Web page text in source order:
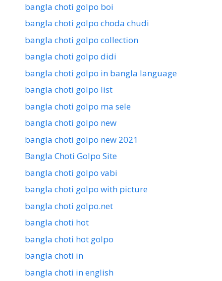
bangla choti golpo boi
bangla choti golpo choda chudi
bangla choti golpo collection
bangla choti golpo didi
bangla choti golpo in bangla language
bangla choti golpo list
bangla choti golpo ma sele
bangla choti golpo new
bangla choti golpo new 2021
Bangla Choti Golpo Site
bangla choti golpo vabi
bangla choti golpo with picture
bangla choti golpo.net
bangla choti hot
bangla choti hot golpo
bangla choti in
bangla choti in english